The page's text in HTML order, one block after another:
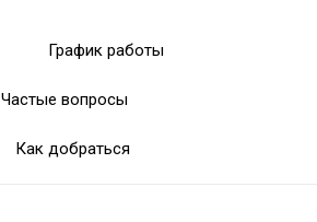
График работы
Частые вопросы
Как добраться